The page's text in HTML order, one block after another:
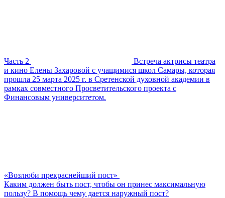
Часть 2
Встреча актрисы театра
и кино Елены Захаровой с учащимися школ Самары, которая
прошла 25 марта 2025 г. в Сретенской духовной академии в
рамках совместного Просветительского проекта с
Финансовым университетом.
«Возлюби прекраснейший пост»
Каким должен быть пост, чтобы он принес максимальную
пользу? В помощь чему дается наружный пост?